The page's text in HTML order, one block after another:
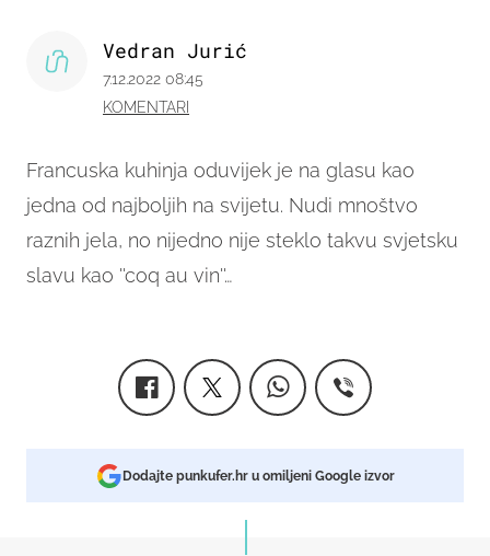
Francuska kuhinja oduvijek je na glasu kao
jedna od najboljih na svijetu. Nudi mnoštvo
raznih jela, no nijedno nije steklo takvu svjetsku
slavu kao ''coq au vin''…
Vedran Jurić
7.12.2022 08:45
KOMENTARI
Dodajte punkufer.hr u omiljeni Google izvor